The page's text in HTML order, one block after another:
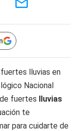
lluvias en
Nacional
fuertes lluvias
te
para cuidarte de